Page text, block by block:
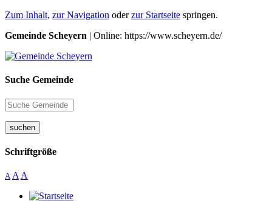
Zum Inhalt, zur Navigation oderzur Startseite springen.
Gemeinde Scheyern | Online: https://www.scheyern.de/
Suche Gemeinde
suchen
Schriftgröße
A A A